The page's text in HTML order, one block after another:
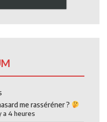
me rasséréner ?
a 4 heures